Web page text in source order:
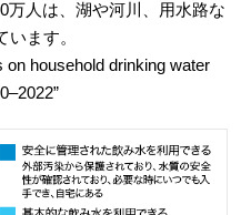
万人は、湖や河川、用水路な
ます。
household drinking water